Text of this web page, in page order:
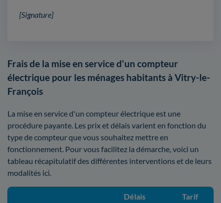
[Signature]
Frais de la mise en service d'un compteur
électrique pour les ménages habitants à Vitry-le-
François
La mise en service d'un compteur électrique est une
procédure payante. Les prix et délais varient en fonction du
type de compteur que vous souhaitez mettre en
fonctionnement. Pour vous facilitez la démarche, voici un
tableau récapitulatif des différentes interventions et de leurs
modalités ici.
Délais
Tarif